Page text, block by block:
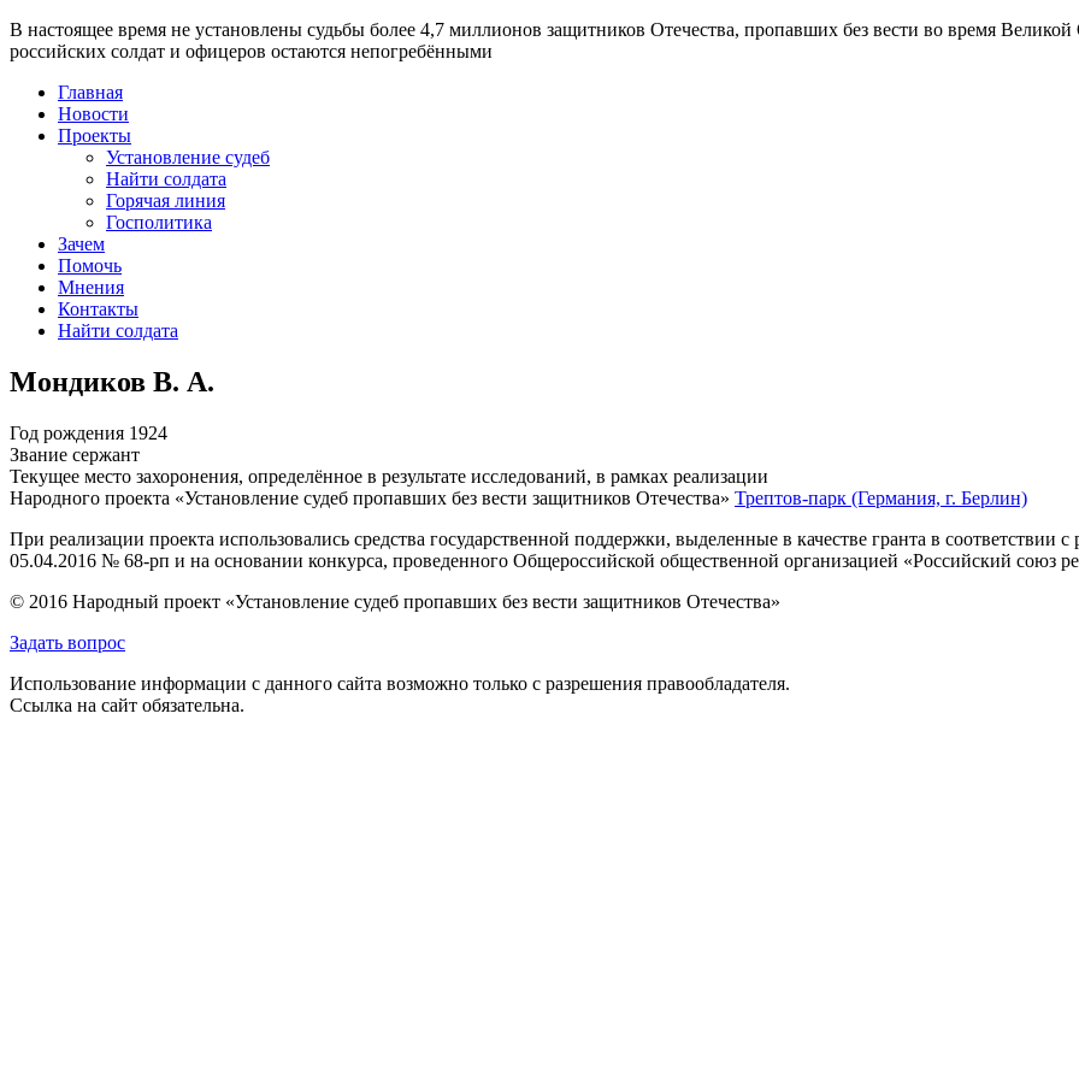
В настоящее время не установлены судьбы более 4,7 миллионов защитников Отечества, пропавших без вести во время
российских солдат и офицеров остаются непогребёнными
Главная
Новости
Проекты
Установление судеб
Найти солдата
Горячая линия
Госполитика
Зачем
Помочь
Мнения
Контакты
Найти солдата
Мондиков В. А.
Год рождения 1924
Звание сержант
Текущее место захоронения, определённое в результате исследований, в рамках реализации
Народного проекта «Установление судеб пропавших без вести защитников Отечества» Трептов-парк (Германия, г. Берлин)
При реализации проекта использовались средства государственной поддержки, выделенные в качестве гранта в
05.04.2016 № 68-рп и на основании конкурса, проведенного Общероссийской общественной организацией «Российский союз
© 2016 Народный проект «Установление судеб пропавших без вести защитников Отечества»
Задать вопрос
Использование информации с данного сайта возможно только с разрешения правообладателя.
Ссылка на сайт обязательна.